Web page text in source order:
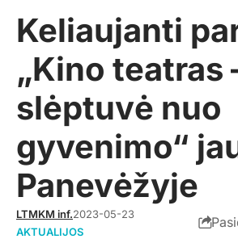
Keliaujanti
„Kino teatras
slėptuvė nuo
gyvenimo“
Panevėžyje
LTMKM inf.2023-05-23
AKTUALIJOS